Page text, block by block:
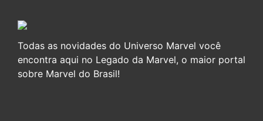
Todas as novidades do Universo Marvel você
encontra aqui no Legado da Marvel, o maior portal
sobre Marvel do Brasil!